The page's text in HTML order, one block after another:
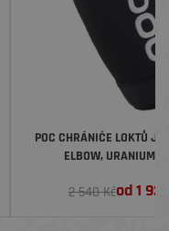
POC CHRÁNIČE LOKTŮ
ELBOW, URANIUM
2 540 Kčod1 929